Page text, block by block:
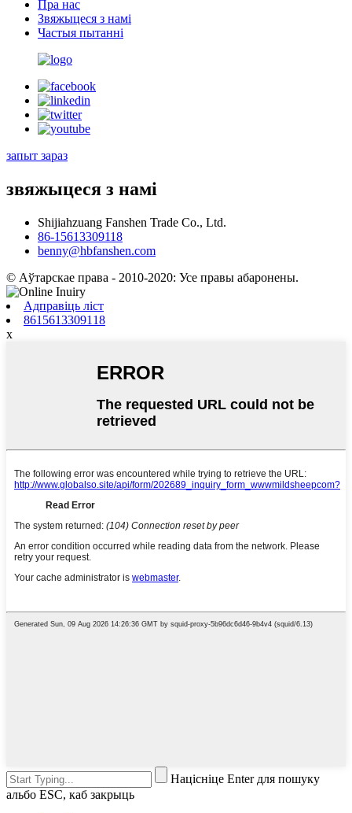
Пра нас
Звяжыцеся з намі
Частыя пытанні
запыт зараз
звяжыцеся з намі
Shijiahzuang Fanshen Trade Co., Ltd.
86-15613309118
benny@hbfanshen.com
© Аўтарскае права - 2010-2020: Усе правы абаронены.
Адправіць ліст
8615613309118
x
Націсніце Enter для пошуку
альбо ESC, каб закрыць